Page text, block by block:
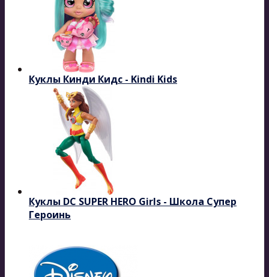
Куклы Кинди Кидс - Kindi Kids
Куклы DC SUPER HERO Girls - Школа Супер
Героинь